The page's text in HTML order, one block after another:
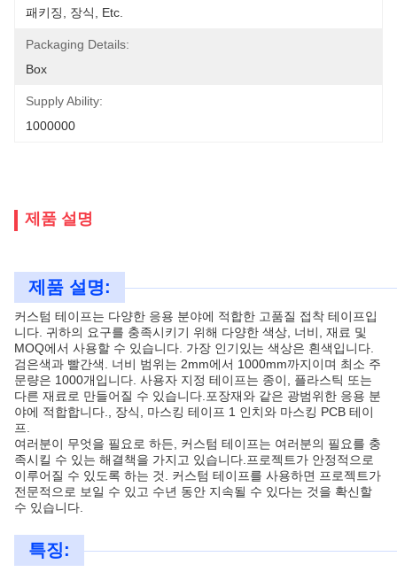
패키징, 장식, Etc.
Packaging Details:
Box
Supply Ability:
1000000
제품 설명
제품 설명:
커스텀 테이프는 다양한 응용 분야에 적합한 고품질 접착 테이프입
니다. 귀하의 요구를 충족시키기 위해 다양한 색상, 너비, 재료 및
MOQ에서 사용할 수 있습니다. 가장 인기있는 색상은 흰색입니다.
검은색과 빨간색. 너비 범위는 2mm에서 1000mm까지이며 최소 주
문량은 1000개입니다. 사용자 지정 테이프는 종이, 플라스틱 또는
다른 재료로 만들어질 수 있습니다.포장재와 같은 광범위한 응용 분
야에 적합합니다., 장식, 마스킹 테이프 1 인치와 마스킹 PCB 테이
프.
여러분이 무엇을 필요로 하든, 커스텀 테이프는 여러분의 필요를 충
족시킬 수 있는 해결책을 가지고 있습니다.프로젝트가 안정적으로
이루어질 수 있도록 하는 것. 커스텀 테이프를 사용하면 프로젝트가
전문적으로 보일 수 있고 수년 동안 지속될 수 있다는 것을 확신할
수 있습니다.
특징: